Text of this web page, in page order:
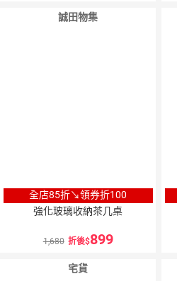
誠田物集
全店85折↘領券折100
強化玻璃收納茶几桌
1,680 折後 899
宅貨